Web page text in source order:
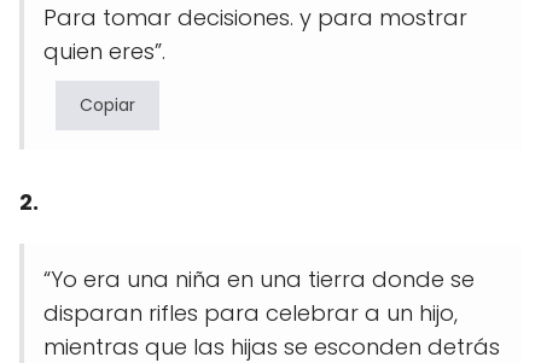
Para tomar decisiones. y para mostrar
quien eres”.
Copiar
2.
“Yo era una niña en una tierra donde se
disparan rifles para celebrar a un hijo,
mientras que las hijas se esconden detrás